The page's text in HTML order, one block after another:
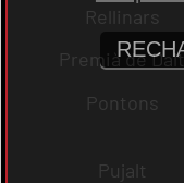
Rellinars
Premià de
Pontons
Pujalt